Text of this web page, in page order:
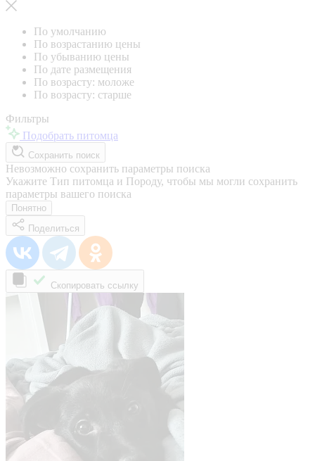
По умолчанию
По возрастанию цены
По убыванию цены
По дате размещения
По возрасту: моложе
По возрасту: старше
Фильтры
Подобрать питомца
Сохранить поиск
Невозможно сохранить параметры поиска
Укажите Тип питомца и Породу, чтобы мы могли сохранить
параметры вашего поиска
Понятно
Поделиться
Скопировать ссылку